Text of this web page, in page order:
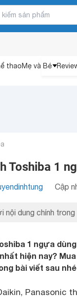
thaoMẹ và Bé
Toshiba 1
Cập
nội dung chính trong
1 ngựa
hiện nay?
bài viết sau
Panasonic